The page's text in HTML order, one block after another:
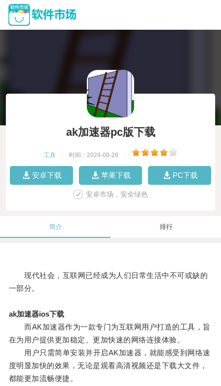
ak加速器pc版下载
工具 时间：2024-08-28
安卓下载 苹果下载 PC下载
安卓市场，安全绿色
简介 排行
现代社会，互联网已经成为人们日常生活中不可或缺的
一部分。
ak加速器ios下载
而AK加速器作为一款专门为互联网用户打造的工具，旨
在为用户提供更加稳定、更加快速的网络连接体验。
用户只需简单安装并开启AK加速器，就能感受到网络速
度明显加快的效果，无论是观看高清视频还是下载大文件，
都能更加流畅便捷。